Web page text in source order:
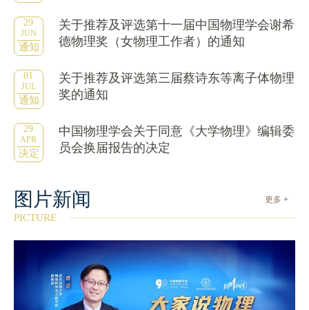
29
JUN
通知
关于推荐及评选第十一届中国物理学会谢希
德物理奖（女物理工作者）的通知
01
JUL
通知
关于推荐及评选第三届蔡诗东等离子体物理
奖的通知
29
APR
决定
中国物理学会关于同意《大学物理》编辑委
员会换届报告的决定
更多 +
图片新闻
PICTURE